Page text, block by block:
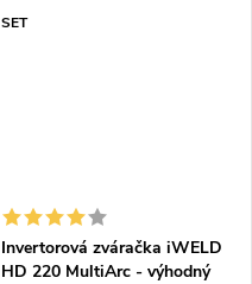
SET
Invertorová zváračka iWELD
HD 220 MultiArc - výhodný